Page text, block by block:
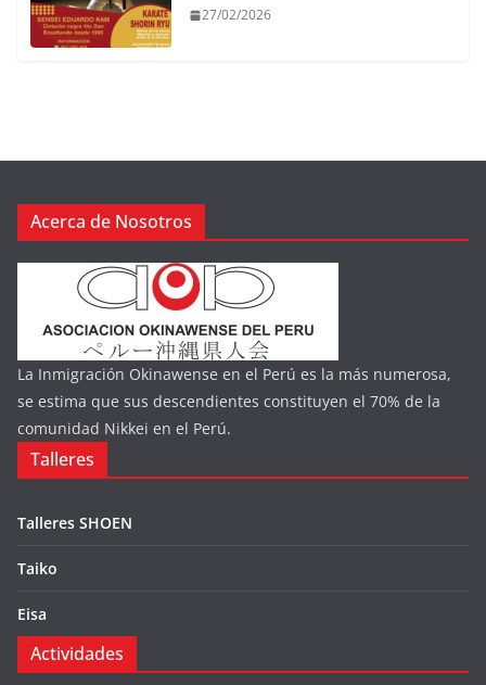
27/02/2026
Acerca de Nosotros
La Inmigración Okinawense en el Perú es la más numerosa,
se estima que sus descendientes constituyen el 70% de la
comunidad Nikkei en el Perú.
Talleres
Talleres SHOEN
Taiko
Eisa
Actividades